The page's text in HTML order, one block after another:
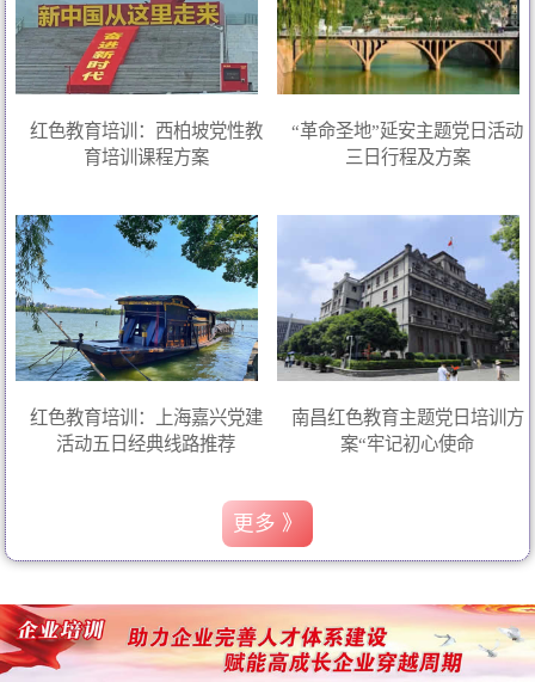
红色教育培训：西柏坡党性教
育培训课程方案
“革命圣地”延安主题党日活动
三日行程及方案
红色教育培训：上海嘉兴党建
活动五日经典线路推荐
南昌红色教育主题党日培训方
案“牢记初心使命
更多 》